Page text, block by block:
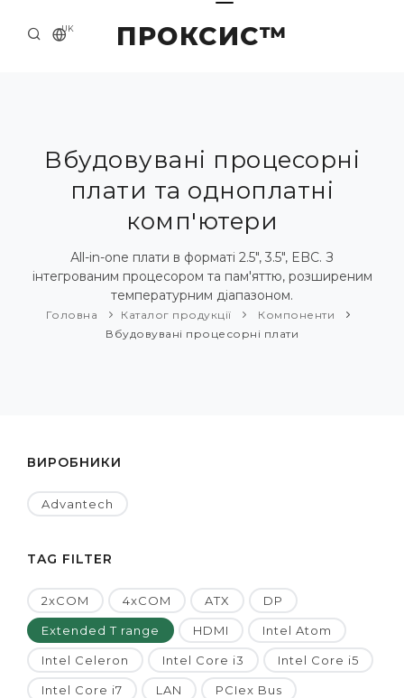
ПРОКСИС™
UK
ПРО НАС
ПРИКЛАДИ ТА РІШЕННЯ
КАТАЛОГ ПРОДУКЦІЇ
НОВИНИ
Вбудовувані процесорні
плати та одноплатні
комп'ютери
Аll-in-one плати в форматі 2.5", 3.5", EBC. З
інтегрованим процесором та пам'яттю, розширеним
температурним діапазоном.
Головна Каталог продукції
Компоненти
Вбудовувані процесорні плати
ВИРОБНИКИ
Advantech
TAG FILTER
2xCOM 4xCOM ATX DP
Extended T range HDMI Intel Atom
Intel Celeron Intel Core i3 Intel Core i5
Intel Core i7 LAN PCIex Bus